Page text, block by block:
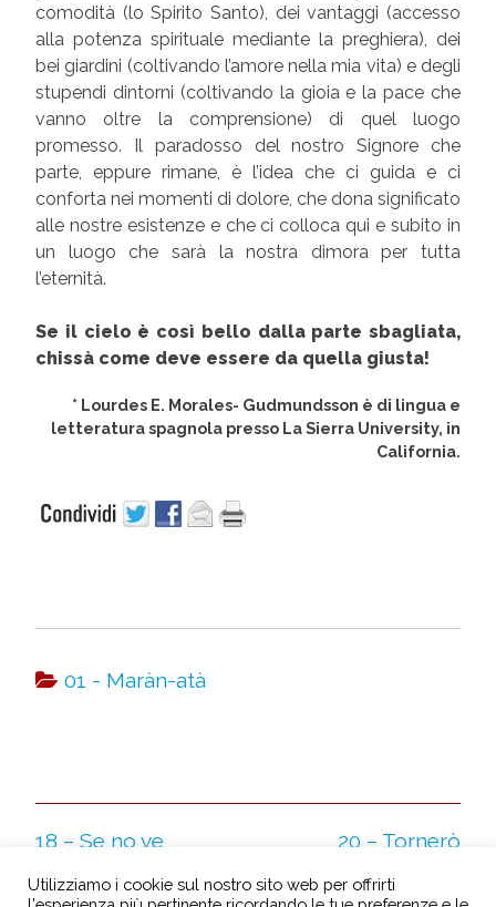
comodità (lo Spirito Santo), dei vantaggi (accesso
alla potenza spirituale mediante la preghiera), dei
bei giardini (coltivando l’amore nella mia vita) e degli
stupendi dintorni (coltivando la gioia e la pace che
vanno oltre la comprensione) di quel luogo
promesso. Il paradosso del nostro Signore che
parte, eppure rimane, è l’idea che ci guida e ci
conforta nei momenti di dolore, che dona significato
alle nostre esistenze e che ci colloca qui e subito in
un luogo che sarà la nostra dimora per tutta
l’eternità.
Se il cielo è così bello dalla parte sbagliata,
chissà come deve essere da quella giusta!
* Lourdes E. Morales- Gudmundsson è di lingua e
letteratura spagnola presso La Sierra University, in
California.
01 - Maràn-atà
18 – Se no ve
20 – Tornerò
Utilizziamo i cookie sul nostro sito web per offrirti